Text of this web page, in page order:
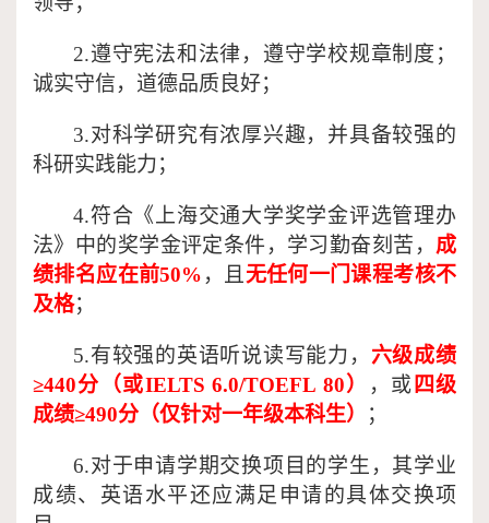
2.遵守宪法和法律，遵守学校规章制度；
诚实守信，道德品质良好；
3.对科学研究有浓厚兴趣，并具备较强的
科研实践能力；
4.符合《上海交通大学奖学金评选管理办
法》中的奖学金评定条件，学习勤奋刻苦， 成
绩排名应在前50% ，且 无任何一门课程考核不
及格；
5.有较强的英语听说读写能力， 六级成绩
≥440分（或IELTS 6.0/TOEFL 80）
，或 四级
成绩≥490分（仅针对一年级本科生） ；
6.对于申请学期交换项目的学生，其学业
成绩、英语水平还应满足申请的具体交换项